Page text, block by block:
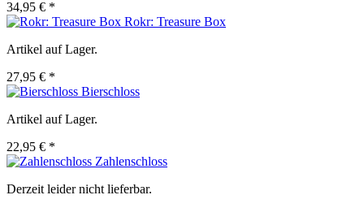
34,95 € *
Rokr: Treasure Box
Artikel auf Lager.
27,95 € *
Bierschloss
Artikel auf Lager.
22,95 € *
Zahlenschloss
Derzeit leider nicht lieferbar.